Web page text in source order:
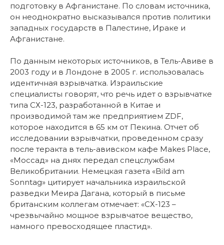
подготовку в Афганистане. По словам источника,
он неоднократно высказывался против политики
западных государств в Палестине, Ираке и
Афганистане.
По данным некоторых источников, в Тель-Авиве в
2003 году и в Лондоне в 2005 г. использовалась
идентичная взрывчатка. Израильские
специалисты говорят, что речь идет о взрывчатке
типа СХ-123, разработанной в Китае и
производимой там же предприятием ZDF,
которое находится в 65 км от Пекина. Отчет об
исследовании взрывчатки, проведенном сразу
после теракта в тель-авивском кафе Makes Place,
«Моссад» на днях передал спецслужбам
Великобритании. Немецкая газета «Bild am
Sonntag» цитирует начальника израильской
разведки Меира Дагана, который в письме
британским коллегам отмечает: «СХ-123 –
чрезвычайно мощное взрывчатое вещество,
намного превосходящее пластид».